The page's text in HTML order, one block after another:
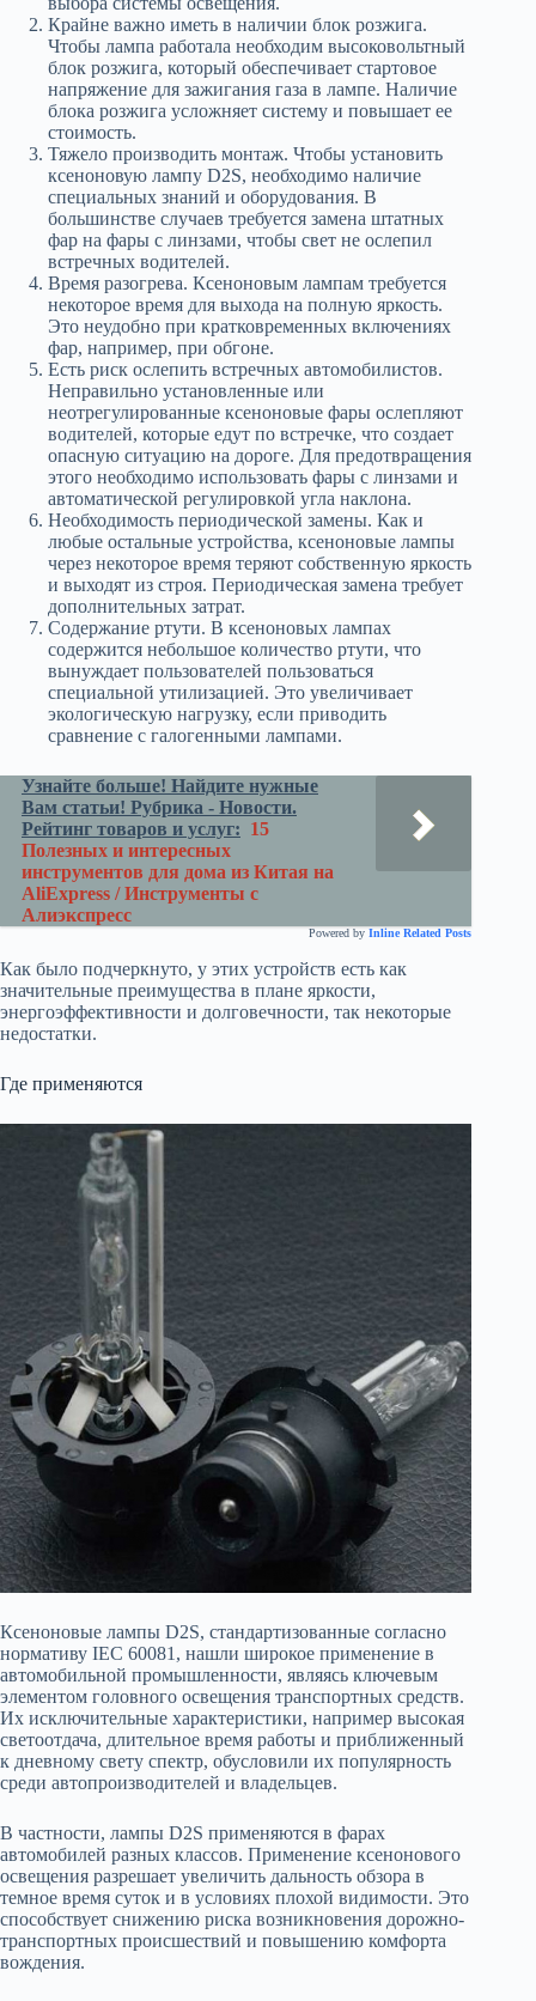
Крайне важно иметь в наличии блок розжига.
Чтобы лампа работала необходим высоковольтный
блок розжига, который обеспечивает стартовое
напряжение для зажигания газа в лампе. Наличие
блока розжига усложняет систему и повышает ее
стоимость.
Тяжело производить монтаж. Чтобы установить
ксеноновую лампу D2S, необходимо наличие
специальных знаний и оборудования. В
большинстве случаев требуется замена штатных
фар на фары с линзами, чтобы свет не ослепил
встречных водителей.
Время разогрева. Ксеноновым лампам требуется
некоторое время для выхода на полную яркость.
Это неудобно при кратковременных включениях
фар, например, при обгоне.
Есть риск ослепить встречных автомобилистов.
Неправильно установленные или
неотрегулированные ксеноновые фары ослепляют
водителей, которые едут по встречке, что создает
опасную ситуацию на дороге. Для предотвращения
этого необходимо использовать фары с линзами и
автоматической регулировкой угла наклона.
Необходимость периодической замены. Как и
любые остальные устройства, ксеноновые лампы
через некоторое время теряют собственную яркость
и выходят из строя. Периодическая замена требует
дополнительных затрат.
Содержание ртути. В ксеноновых лампах
содержится небольшое количество ртути, что
вынуждает пользователей пользоваться
специальной утилизацией. Это увеличивает
экологическую нагрузку, если приводить
сравнение с галогенными лампами.
Узнайте больше! Найдите нужные
Вам статьи! Рубрика - Новости.
Рейтинг товаров и услуг: 15
Полезных и интересных
инструментов для дома из Китая на
AliExpress / Инструменты с
Алиэкспресс
Powered by Inline Related Posts
Как было подчеркнуто, у этих устройств есть как
значительные преимущества в плане яркости,
энергоэффективности и долговечности, так некоторые
недостатки.
Где применяются
Ксеноновые лампы D2S, стандартизованные согласно
нормативу IEC 60081, нашли широкое применение в
автомобильной промышленности, являясь ключевым
элементом головного освещения транспортных средств.
Их исключительные характеристики, например высокая
светоотдача, длительное время работы и приближенный
к дневному свету спектр, обусловили их популярность
среди автопроизводителей и владельцев.
В частности, лампы D2S применяются в фарах
автомобилей разных классов. Применение ксенонового
освещения разрешает увеличить дальность обзора в
темное время суток и в условиях плохой видимости. Это
способствует снижению риска возникновения дорожно-
транспортных происшествий и повышению комфорта
вождения.